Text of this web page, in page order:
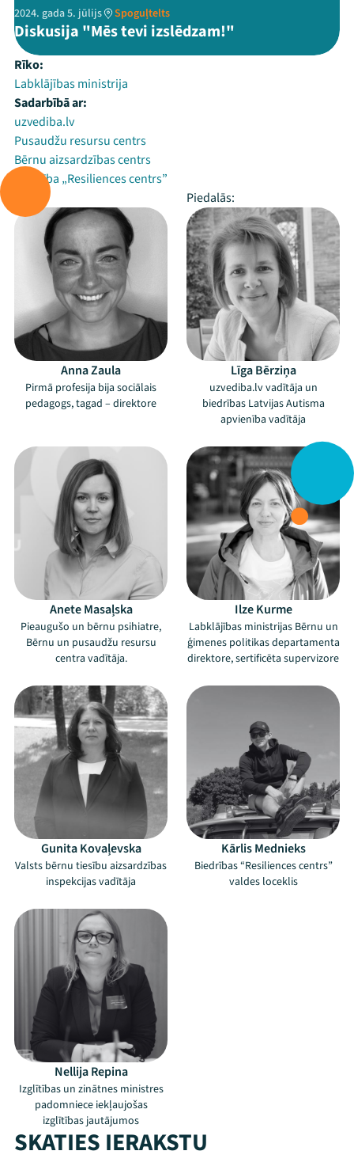
2024. gada 5. jūlijs Spoguļtelts
Diskusija "Mēs tevi izslēdzam!"
Rīko:
Labklājības ministrija
Sadarbībā ar:
uzvediba.lv
Pusaudžu resursu centrs
Bērnu aizsardzības centrs
Biedrība „Resiliences centrs”
Piedalās:
Anna Zaula
Pirmā profesija bija sociālais
pedagogs, tagad – direktore
Līga Bērziņa
uzvediba.lv vadītāja un
biedrības Latvijas Autisma
apvienība vadītāja
Anete Masaļska
Pieaugušo un bērnu psihiatre,
Bērnu un pusaudžu resursu
centra vadītāja.
Ilze Kurme
Labklājības ministrijas Bērnu un
ģimenes politikas departamenta
direktore, sertificēta supervizore
Gunita Kovaļevska
Valsts bērnu tiesību aizsardzības
inspekcijas vadītāja
Kārlis Mednieks
Biedrības “Resiliences centrs”
valdes loceklis
Nellija Repina
Izglītības un zinātnes ministres
padomniece iekļaujošas
izglītības jautājumos
SKATIES IERAKSTU